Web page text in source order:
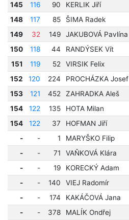
145
116 90 KERLIK Jiří
148
117 85 ŠIMA Radek
149
32 149 JAKUBOVÁ Pavlína
150
118 44 RANDÝSEK Vít
151
119 52 VIRSIK Felix
152
120 224 PROCHÁZKA Josef
153
121 452 ZAHRADKA Aleš
154
122 135 HOTA Milan
154
122 37 HOFMAN Jiří
-
- 1 MARYŠKO Filip
-
- 71 VAŇKOVÁ Klára
-
- 19 KORECKÝ Adam
-
- 140 VIEJ Radomír
-
- 174 KAKÁČOVÁ Jana
-
- 378 MALÍK Ondřej